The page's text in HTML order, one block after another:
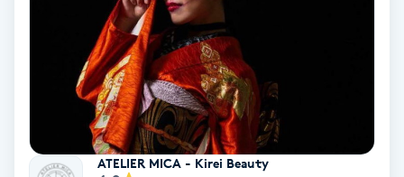
Fotmassage
Fotvård ATELIER MICA - Kirei Beauty